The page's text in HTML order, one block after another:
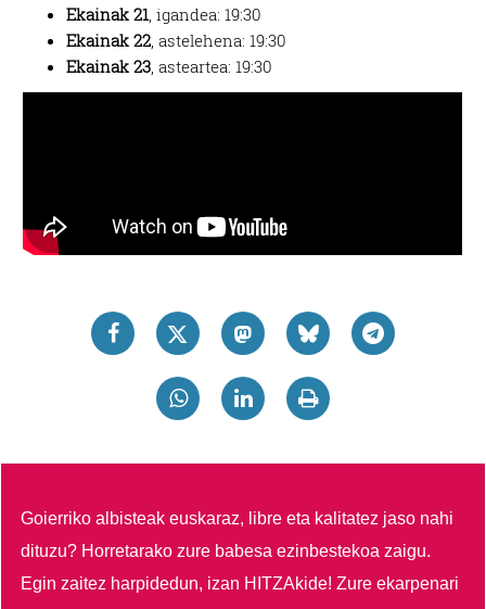
Ekainak 21 , igandea: 19:30
Ekainak 22 , astelehena: 19:30
Ekainak 23 , asteartea: 19:30
Goierriko albisteak euskaraz, libre eta kalitatez jaso nahi
dituzu? Horretarako zure babesa ezinbestekoa zaigu.
Egin zaitez harpidedun, izan HITZAkide!Zure ekarpenari